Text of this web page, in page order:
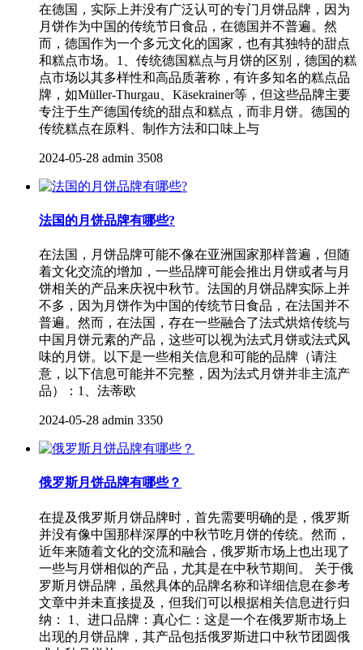
在德国，实际上并没有广泛认可的专门月饼品牌，因为
月饼作为中国的传统节日食品，在德国并不普遍。然
而，德国作为一个多元文化的国家，也有其独特的甜点
和糕点市场。1、传统德国糕点与月饼的区别，德国的糕
点市场以其多样性和高品质著称，有许多知名的糕点品
牌，如Müller-Thurgau、Käsekrainer等，但这些品牌主要
专注于生产德国传统的甜点和糕点，而非月饼。德国的
传统糕点在原料、制作方法和口味上与
2024-05-28 admin 3508
法国的月饼品牌有哪些?
在法国，月饼品牌可能不像在亚洲国家那样普遍，但随
着文化交流的增加，一些品牌可能会推出月饼或者与月
饼相关的产品来庆祝中秋节。法国的月饼品牌实际上并
不多，因为月饼作为中国的传统节日食品，在法国并不
普遍。然而，在法国，存在一些融合了法式烘焙传统与
中国月饼元素的产品，这些可以视为法式月饼或法式风
味的月饼。以下是一些相关信息和可能的品牌（请注
意，以下信息可能并不完整，因为法式月饼并非主流产
品）：1、法蒂欧
2024-05-28 admin 3350
俄罗斯月饼品牌有哪些？
在提及俄罗斯月饼品牌时，首先需要明确的是，俄罗斯
并没有像中国那样深厚的中秋节吃月饼的传统。然而，
近年来随着文化的交流和融合，俄罗斯市场上也出现了
一些与月饼相似的产品，尤其是在中秋节期间。 关于俄
罗斯月饼品牌，虽然具体的品牌名称和详细信息在参考
文章中并未直接提及，但我们可以根据相关信息进行归
纳： 1、进口品牌：真心仁：这是一个在俄罗斯市场上
出现的月饼品牌，其产品包括俄罗斯进口中秋节团圆俄